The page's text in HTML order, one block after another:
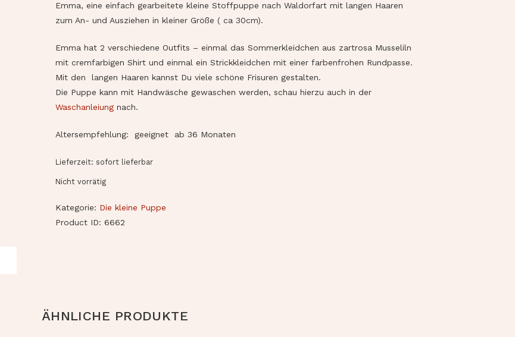
Emma, eine einfach gearbeitete kleine Stoffpuppe nach Waldorfart mit langen Haaren
zum An- und Ausziehen in kleiner Größe ( ca 30cm).
Emma hat 2 verschiedene Outfits – einmal das Sommerkleidchen aus zartrosa Musseliln
mit cremfarbigen Shirt und einmal ein Strickkleidchen mit einer farbenfrohen Rundpasse.
Mit den langen Haaren kannst Du viele schöne Frisuren gestalten.
Die Puppe kann mit Handwäsche gewaschen werden, schau hierzu auch in der
Waschanleiung nach.
Altersempfehlung: geeignet ab 36 Monaten
Lieferzeit: sofort lieferbar
Nicht vorrätig
Kategorie: Die kleine Puppe
Product ID: 6662
ÄHNLICHE PRODUKTE